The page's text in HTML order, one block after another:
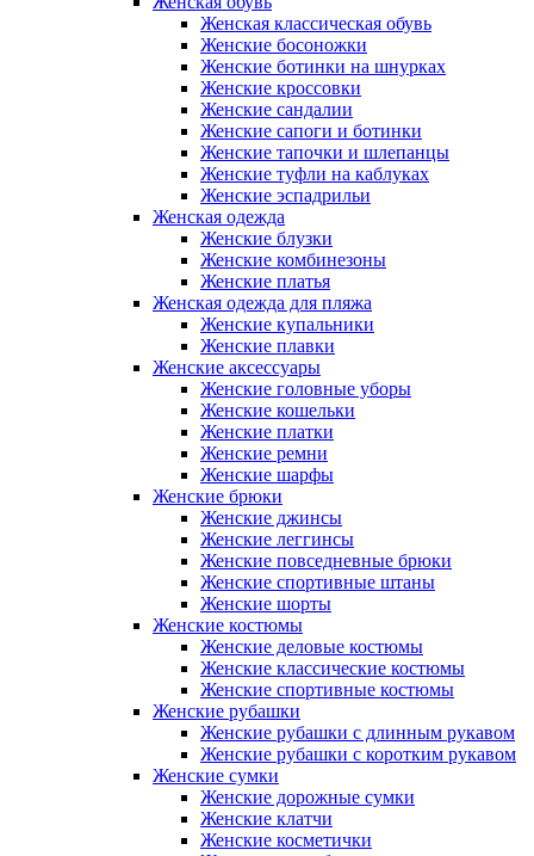
Женская классическая обувь
Женские босоножки
Женские ботинки на шнурках
Женские кроссовки
Женские сандалии
Женские сапоги и ботинки
Женские тапочки и шлепанцы
Женские туфли на каблуках
Женские эспадрильи
Женская одежда
Женские блузки
Женские комбинезоны
Женские платья
Женская одежда для пляжа
Женские купальники
Женские плавки
Женские аксессуары
Женские головные уборы
Женские кошельки
Женские платки
Женские ремни
Женские шарфы
Женские брюки
Женские джинсы
Женские леггинсы
Женские повседневные брюки
Женские спортивные штаны
Женские шорты
Женские костюмы
Женские деловые костюмы
Женские классические костюмы
Женские спортивные костюмы
Женские рубашки
Женские рубашки с длинным рукавом
Женские рубашки с коротким рукавом
Женские сумки
Женские дорожные сумки
Женские клатчи
Женские косметички